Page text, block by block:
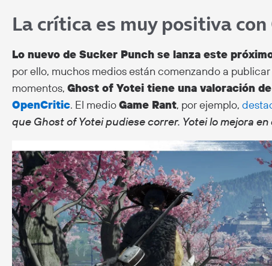
La crítica es muy positiva
Lo nuevo de Sucker Punch se lanza este
por ello, muchos medios están comenzando a
momentos, Ghost of Yotei tiene una valoración
OpenCritic. El medioGame Rant, por ejemplo,
que Ghost of Yotei pudiese correr. Yotei lo mejora